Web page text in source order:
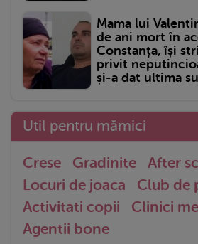
Mama lui
de ani mort în
Constanța, își
privit
și-a dat ultima
Util pentru mămici
Crese Gradinite After
Locuri de joaca
Club de
Activitati copii
Clinici
Agentii bone